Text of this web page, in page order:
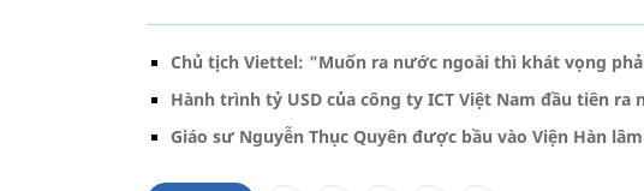
Chủ tịch Viettel: "Muốn ra nước ngoài thì khát vọng
Hành trình tỷ USD của công ty ICT Việt Nam đầu tiên ra
Giáo sư Nguyễn Thục Quyên được bầu vào Viện Hàn